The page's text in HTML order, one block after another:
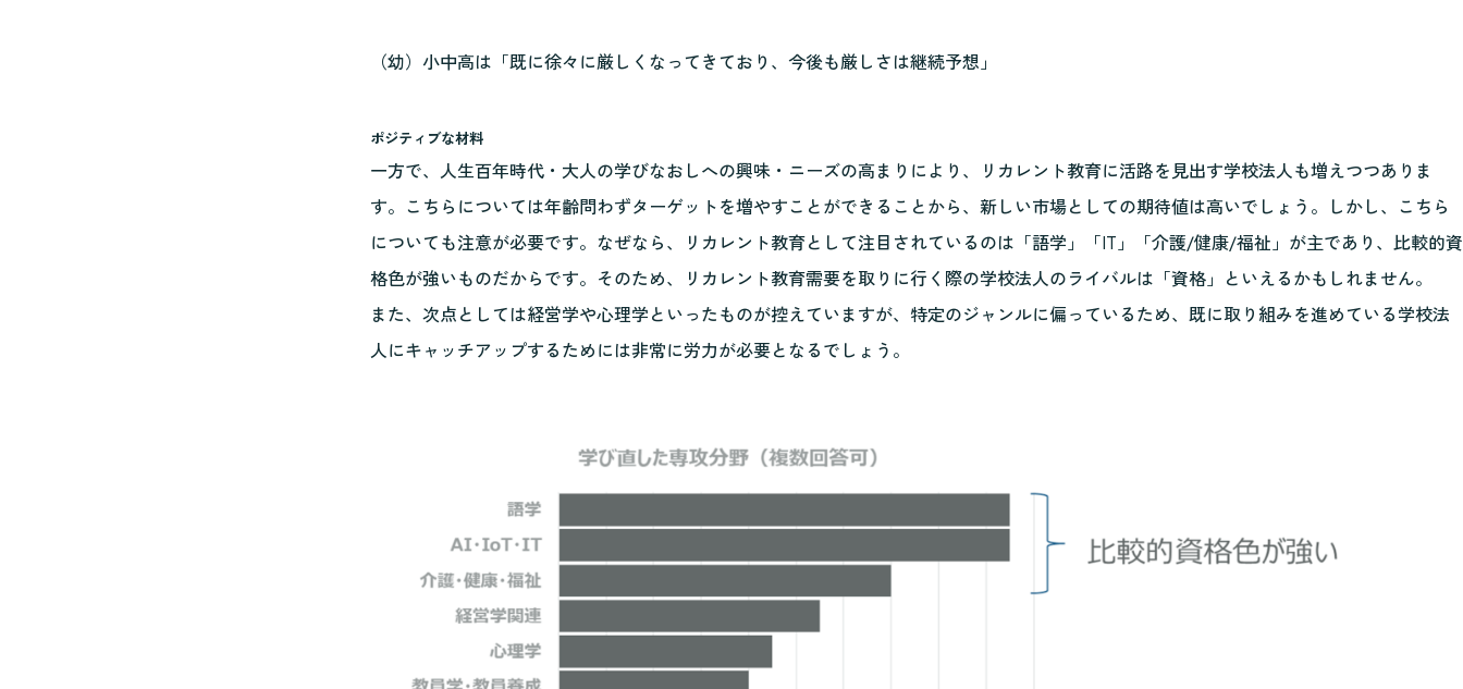
（幼）小中高は「既に徐々に厳しくなってきており、今後も厳しさは継続予想」
ポジティブな材料
一方で、人生百年時代・大人の学びなおしへの興味・ニーズの高まりにより、リカレント教育に活路を見出す学校法人も増えつつありま
す。こちらについては年齢問わずターゲットを増やすことができることから、新しい市場としての期待値は高いでしょう。しかし、こちら
についても注意が必要です。なぜなら、リカレント教育として注目されているのは「語学」「IT」「介護/健康/福祉」が主であり、比較的資
格色が強いものだからです。そのため、リカレント教育需要を取りに行く際の学校法人のライバルは「資格」といえるかもしれません。
また、次点としては経営学や心理学といったものが控えていますが、特定のジャンルに偏っているため、既に取り組みを進めている学校法
人にキャッチアップするためには非常に労力が必要となるでしょう。